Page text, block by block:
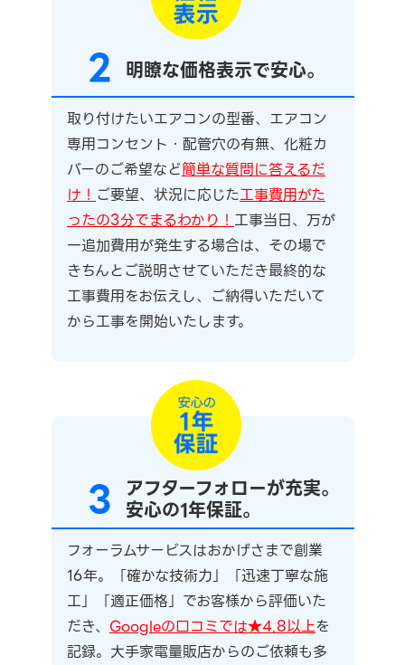
2 明瞭な価格表示で安心。
取り付けたいエアコンの型番、エアコン
専用コンセント・配管穴の有無、化粧カ
バーのご希望など簡単な質問に答えるだ
け！ご要望、状況に応じた工事費用がた
ったの3分でまるわかり！工事当日、万が
一追加費用が発生する場合は、その場で
きちんとご説明させていただき最終的な
工事費用をお伝えし、ご納得いただいて
から工事を開始いたします。
3 アフターフォローが充実。
安心の1年保証。
フォーラムサービスはおかげさまで創業
16年。「確かな技術力」「迅速丁寧な施
工」「適正価格」でお客様から評価いた
だき、 Googleの口コミでは★4.8以上を
記録。大手家電量販店からのご依頼も多